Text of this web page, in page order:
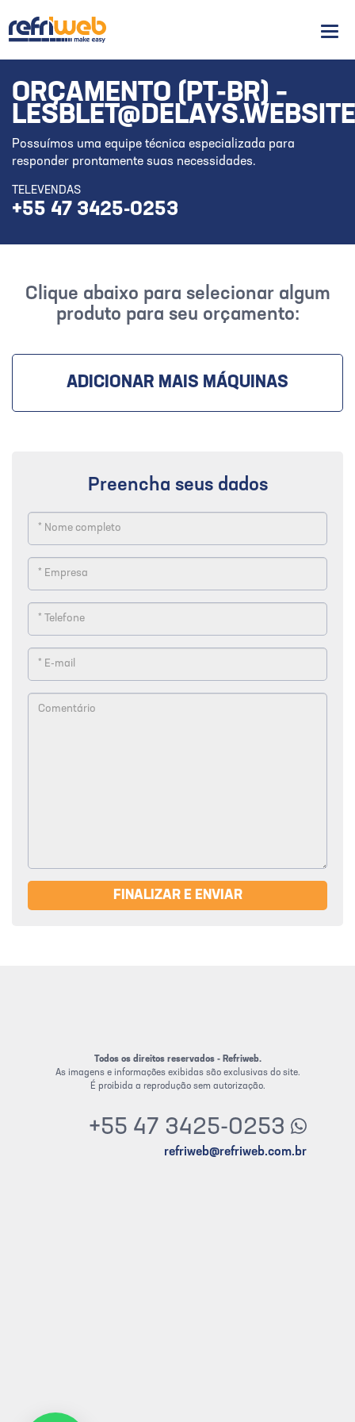
ORÇAMENTO (PT-BR) –
LESBLET@DELAYS.WEBSITE
Possuímos uma equipe técnica especializada para
responder prontamente suas necessidades.
TELEVENDAS
+55 47 3425-0253
Clique abaixo para selecionar algum
produto para seu orçamento:
ADICIONAR MAIS MÁQUINAS
Preencha seus dados
FINALIZAR E ENVIAR
Todos os direitos reservados - Refriweb.
As imagens e informações exibidas são exclusivas do site.
É proibida a reprodução sem autorização.
+55 47 3425-0253
refriweb@refriweb.com.br